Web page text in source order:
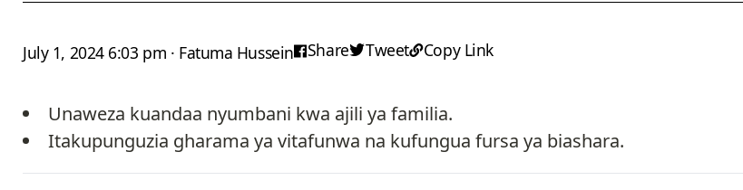
July 1, 2024 6:03 pm · Fatuma Hussein Share Tweet Copy Link
Unaweza kuandaa nyumbani kwa ajili ya familia.
Itakupunguzia gharama ya vitafunwa na kufungua fursa ya biashara.